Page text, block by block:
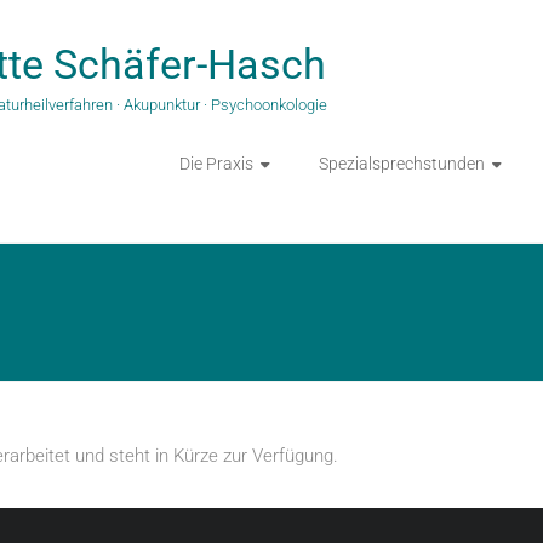
Schäfer-Hasch
· Akupunktur · Psychoonkologie
Die Praxis Spezialsprechstunden
und steht in Kürze zur Verfügung.